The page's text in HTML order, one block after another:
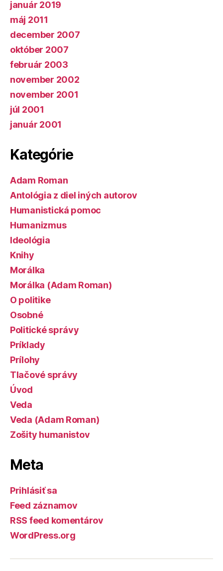
január 2019
máj 2011
december 2007
október 2007
február 2003
november 2002
november 2001
júl 2001
január 2001
Kategórie
Adam Roman
Antológia z diel iných autorov
Humanistická pomoc
Humanizmus
Ideológia
Knihy
Morálka
Morálka (Adam Roman)
O politike
Osobné
Politické správy
Príklady
Prílohy
Tlačové správy
Úvod
Veda
Veda (Adam Roman)
Zošity humanistov
Meta
Prihlásiť sa
Feed záznamov
RSS feed komentárov
WordPress.org